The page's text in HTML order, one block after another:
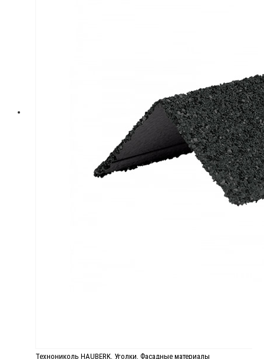
Технониколь HAUBERK Уголки Фасадные материалы